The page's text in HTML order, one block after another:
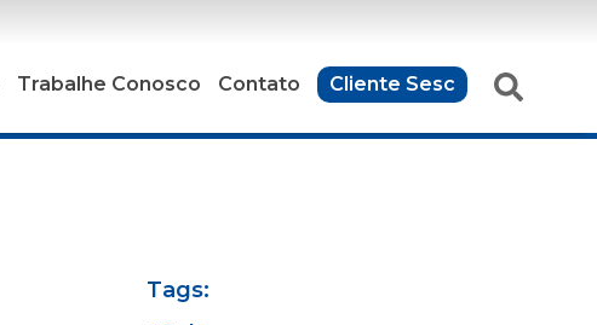
Trabalhe Conosco Contato Cliente Sesc
Tags: